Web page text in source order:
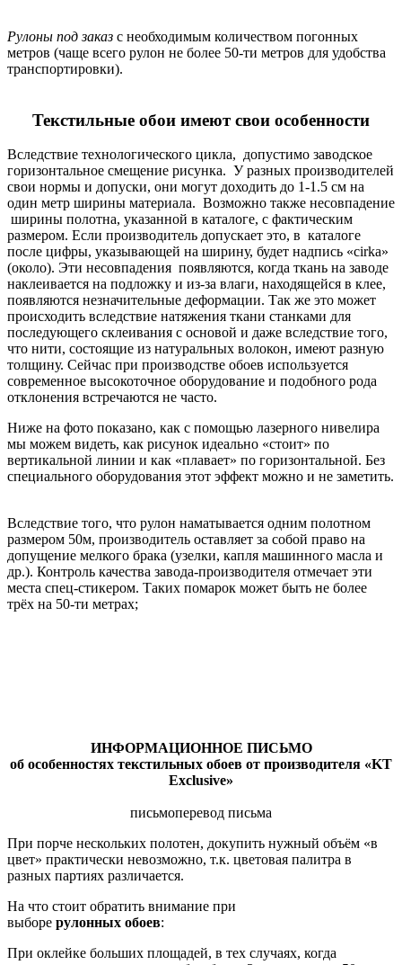
Рулоны под заказ с необходимым количеством погонных
метров (чаще всего рулон не более 50-ти метров для удобства
транспортировки).
Текстильные обои имеют свои особенности
Вследствие технологического цикла, допустимо заводское
горизонтальное смещение рисунка. У разных производителей
свои нормы и допуски, они могут доходить до 1-1.5 см на
один метр ширины материала. Возможно также несовпадение
ширины полотна, указанной в каталоге, с фактическим
размером. Если производитель допускает это, в каталоге
после цифры, указывающей на ширину, будет надпись «cirka»
(около). Эти несовпадения появляются, когда ткань на заводе
наклеивается на подложку и из-за влаги, находящейся в клее,
появляются незначительные деформации. Так же это может
происходить вследствие натяжения ткани станками для
последующего склеивания с основой и даже вследствие того,
что нити, состоящие из натуральных волокон, имеют разную
толщину. Сейчас при производстве обоев используется
современное высокоточное оборудование и подобного рода
отклонения встречаются не часто.
Ниже на фото показано, как с помощью лазерного нивелира
мы можем видеть, как рисунок идеально «стоит» по
вертикальной линии и как «плавает» по горизонтальной. Без
специального оборудования этот эффект можно и не заметить.
Вследствие того, что рулон наматывается одним полотном
размером 50м, производитель оставляет за собой право на
допущение мелкого брака (узелки, капля машинного масла и
др.). Контроль качества завода-производителя отмечает эти
места спец-стикером. Таких помарок может быть не более
трёх на 50-ти метрах;
ИНФОРМАЦИОННОЕ ПИСЬМО
об особенностях текстильных обоев от производителя «KT
Exclusive»
письмоперевод письма
При порче нескольких полотен, докупить нужный объём «в
цвет» практически невозможно, т.к. цветовая палитра в
разных партиях различается.
На что стоит обратить внимание при
выборе рулонных обоев:
При оклейке больших площадей, в тех случаях, когда